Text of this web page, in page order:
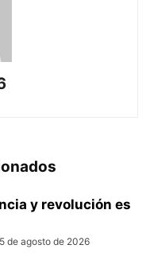
y revolución es
5 de agosto de 2026